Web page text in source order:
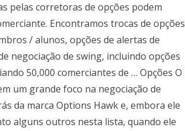
pelas corretoras de opções podem
Encontramos trocas de opções
/ alunos, opções de alertas de
negociação de swing, incluindo opções
50,000 comerciantes de … Opções O
um grande foco na negociação de
da marca Options Hawk e, embora ele
alguns outros nesta lista, quando ele